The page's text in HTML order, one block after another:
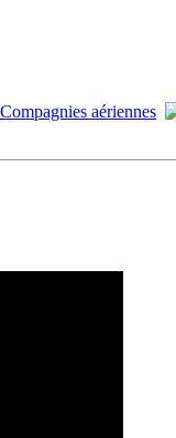
Compagnies aériennes